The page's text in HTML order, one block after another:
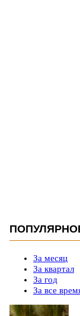
За месяц
За квартал
За год
За все